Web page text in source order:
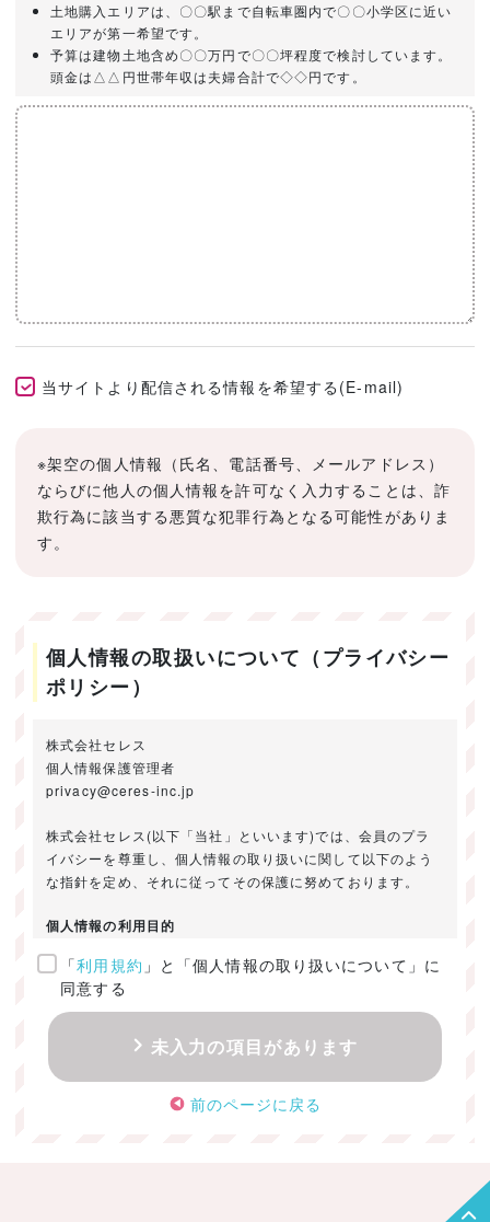
土地購入エリアは、〇〇駅まで自転車圏内で〇〇小学区に近い
エリアが第一希望です。
予算は建物土地含め〇〇万円で〇〇坪程度で検討しています。
頭金は△△円世帯年収は夫婦合計で◇◇円です。
当サイトより配信される情報を希望する(E-mail)
※架空の個人情報（氏名、電話番号、メールアドレス）
ならびに他人の個人情報を許可なく入力することは、詐
欺行為に該当する悪質な犯罪行為となる可能性がありま
す。
個人情報の取扱いについて（プライバシー
ポリシー）
株式会社セレス
個人情報保護管理者
privacy@ceres-inc.jp
株式会社セレス(以下「当社」といいます)では、会員のプラ
イバシーを尊重し、個人情報の取り扱いに関して以下のよう
な指針を定め、それに従ってその保護に努めております。
個人情報の利用目的
ご提供いただきました個人情報は、以下のためにのみ利用い
たします。
・お問い合わせに対する回答及び資料送付のご連絡
・当社のお客様向けサービスの提供
・本人確認
・サービスの開発・改善のための分析
「利用規約 」と「個人情報の取り扱いについて」に
同意する
未入力の項目があります
前のページに戻る